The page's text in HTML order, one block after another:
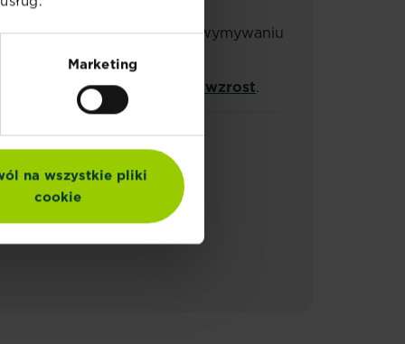
Marketing
na wszystkie pliki
cookie
ziemią, aby zapobiec ich wymywaniu
trawieniezakłócony wzrost.